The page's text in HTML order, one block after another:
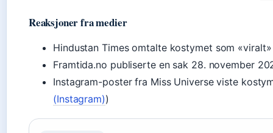
Reaksjoner fra medier
Hindustan Times omtalte kostymet som «viralt»
Framtida.no publiserte en sak 28. november
Instagram-poster fra Miss Universe viste
(Instagram))